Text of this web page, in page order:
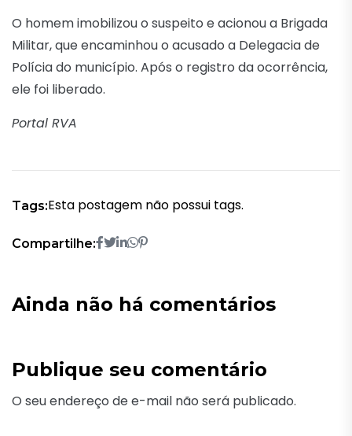
O homem imobilizou o suspeito e acionou a Brigada
Militar, que encaminhou o acusado a Delegacia de
Polícia do município. Após o registro da ocorrência,
ele foi liberado.
Portal RVA
Tags:Esta postagem não possui tags.
Compartilhe:
Ainda não há comentários
Publique seu comentário
O seu endereço de e-mail não será publicado.